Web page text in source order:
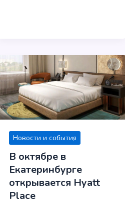
Новости и события
В октябре в
Екатеринбурге
открывается Hyatt
Place